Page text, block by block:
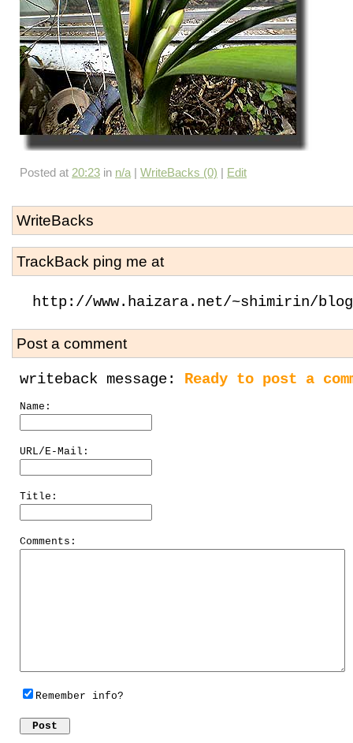
Posted at 20:23 in n/a | WriteBacks (0) | Edit
WriteBacks
TrackBack ping me at
http://www.haizara.net/~shimirin/blog/
Post a comment
writeback message: Ready to post a
Name:
URL/E-Mail:
Title:
Comments:
Remember info?